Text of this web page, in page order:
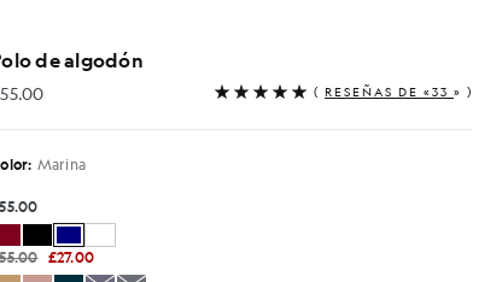
de algodón
( RESEÑAS DE «33 » )
Marina
£27.00